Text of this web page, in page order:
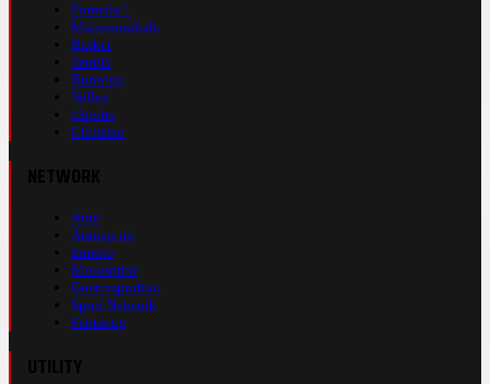
Formula 1
Motomondiale
Basket
Tennis
Running
Volley
eSports
Ciclismo
Auto
Autosprint
Inmoto
Motosprint
Guerinsportivo
Sport Network
Fantacup